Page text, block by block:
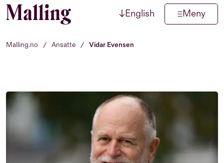
Hopp til innhold ↓English Meny
Malling.no / Ansatte / Vidar Evensen